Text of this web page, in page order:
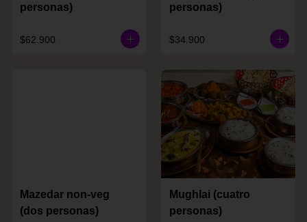
personas)
$62.900
personas)
$34.900
Mazedar non-veg
(dos personas)
Mughlai (cuatro
personas)